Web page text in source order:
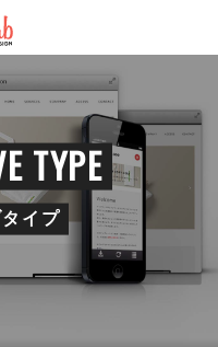
TYPE
イプ